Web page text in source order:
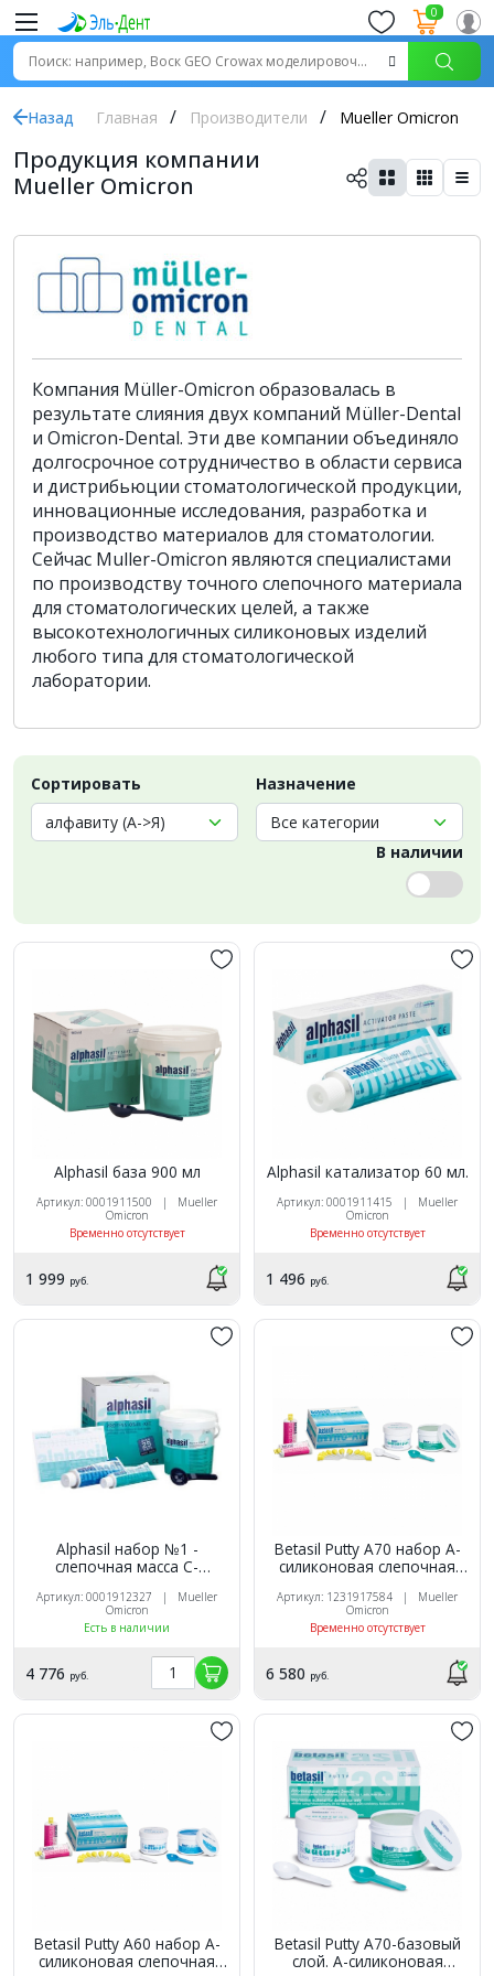
0
Назад Главная Производители Mueller Omicron
Продукция компании
Mueller Omicron
Компания Müller-Omicron образовалась в
результате слияния двух компаний Müller-Dental
и Omicron-Dental. Эти две компании объединяло
долгосрочное сотрудничество в области сервиса
и дистрибьюции стоматологической продукции,
инновационные исследования, разработка и
производство материалов для стоматологии.
Сейчас Muller-Omicron являются специалистами
по производству точного слепочного материала
для стоматологических целей, а также
высокотехнологичных силиконовых изделий
любого типа для стоматологической
лаборатории.
Сортировать Назначение
В наличии
Alphasil база 900 мл
Артикул: 0001911500 | Mueller
Omicron
Временно отсутствует
1 999 руб.
Alphasil катализатор 60 мл.
Артикул: 0001911415 | Mueller
Omicron
Временно отсутствует
1 496 руб.
Alphasil набор №1 -
слепочная масса С-
Omicron
Артикул: 0001912327 | Mueller
Omicron
Есть в наличии
4 776 руб.
Betasil Putty A70 набор А-
силиконовая слепочная
мл корригирующий слой,
насадки, Mueller-Omicron
Артикул: 1231917584 | Mueller
Omicron
Временно отсутствует
6 580 руб.
Betasil Putty А60 набор А-
силиконовая слепочная
Betasil Putty А70-базовый
слой. А-силиконовая